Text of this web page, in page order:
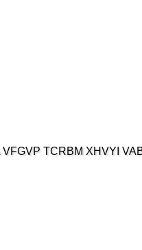
TCRBM XHVYI